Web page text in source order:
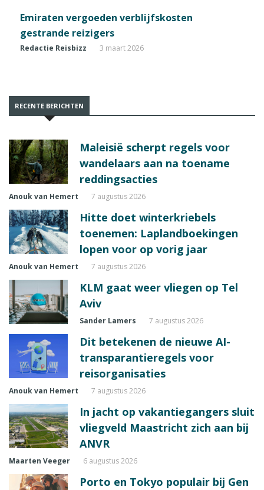
Emiraten vergoeden verblijfskosten
gestrande reizigers
Redactie Reisbizz 3 maart 2026
RECENTE BERICHTEN
Maleisië scherpt regels voor
wandelaars aan na toename
reddingsacties
Anouk van Hemert 7 augustus 2026
Hitte doet winterkriebels
toenemen: Laplandboekingen
lopen voor op vorig jaar
Anouk van Hemert 7 augustus 2026
KLM gaat weer vliegen op Tel
Aviv
Sander Lamers 7 augustus 2026
Dit betekenen de nieuwe AI-
transparantieregels voor
reisorganisaties
Anouk van Hemert 7 augustus 2026
In jacht op vakantiegangers sluit
vliegveld Maastricht zich aan bij
ANVR
Maarten Veeger 6 augustus 2026
Porto en Tokyo populair bij Gen